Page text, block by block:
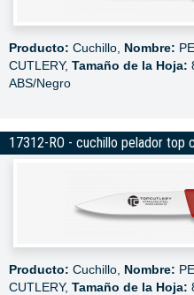
Producto: Cuchillo, Nombre:
CUTLERY, Tamaño de la Hoja:
ABS/Negro
17312-RO - cuchillo pelador top
Producto: Cuchillo, Nombre:
CUTLERY, Tamaño de la Hoja: